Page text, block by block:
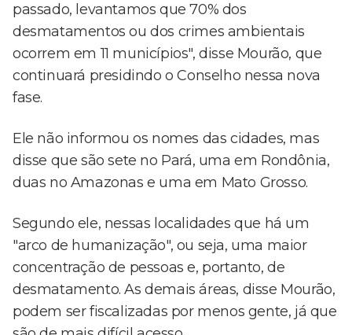
passado, levantamos que 70% dos
desmatamentos ou dos crimes ambientais
ocorrem em 11 municípios", disse Mourão, que
continuará presidindo o Conselho nessa nova
fase.
Ele não informou os nomes das cidades, mas
disse que são sete no Pará, uma em Rondônia,
duas no Amazonas e uma em Mato Grosso.
Segundo ele, nessas localidades que há um
"arco de humanização", ou seja, uma maior
concentração de pessoas e, portanto, de
desmatamento. As demais áreas, disse Mourão,
podem ser fiscalizadas por menos gente, já que